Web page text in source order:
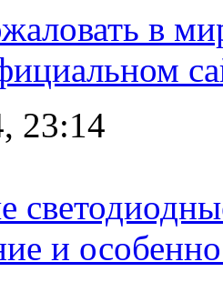
в
23:14
и